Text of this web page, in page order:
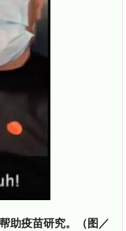
助疫苗研究。（图／